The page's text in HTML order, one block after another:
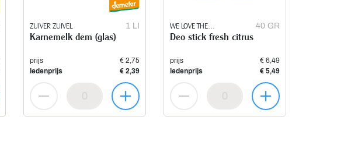
ZUIVER ZUIVEL 1 LI
Karnemelk dem (glas)
prijs
€ 2,75
ledenprijs
€ 2,39
WE LOVE THE
PLANET
40 GR
Deo stick fresh citrus
prijs
€ 6,49
ledenprijs
€ 5,49